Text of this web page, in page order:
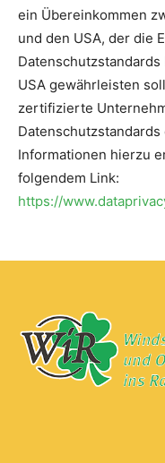
ein Übereinkommen
und den USA, der die
USA gewährleisten
zertifizierte
Informationen hierzu
folgendem Link:
https://